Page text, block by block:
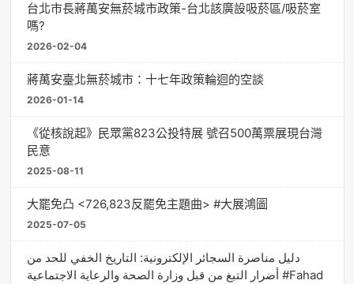
台北市長蔣萬安無菸城市政策-台北該廣設吸菸區/吸菸室
嗎?
2026-02-04
蔣萬安臺北無菸城市：十七年政策輪迴的空談
2026-01-14
《從核說起》民眾黨823公投特展 號召500萬票展現台灣
民意
2025-08-11
大罷免凸 <726,823反罷免主題曲> #大展鴻圖
2025-07-05
دليل مناصرة السجائر الإلكترونية: التاريخ الخفي للحد من
أضرار التبغ من قبل وزارة الصحة والرعاية الاجتماعية #Fahad